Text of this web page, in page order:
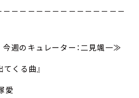
－－－－－－－－－－－－－－
週のキュレーター：二見颯一≫
てくる曲』
愛